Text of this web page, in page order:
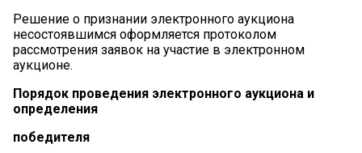
Решение о признании электронного аукциона
несостоявшимся оформляется протоколом
рассмотрения заявок на участие в электронном
аукционе.
Порядок проведения электронного аукциона и
определения
победителя